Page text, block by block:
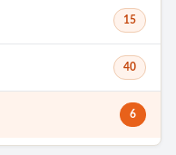
15
40
6